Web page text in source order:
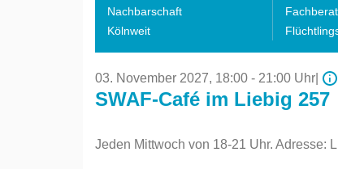
Nachbarschaft
Kölnweit
03. November 2027, 18:00 - 21:00 Uhr
SWAF-Café im Liebig 257
Jeden Mittwoch von 18-21 Uhr. Adresse: